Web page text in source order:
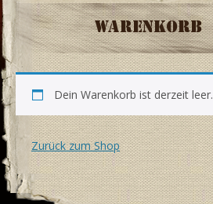
Warenkorb
Dein Warenkorb ist derzeit leer.
Zurück zum Shop